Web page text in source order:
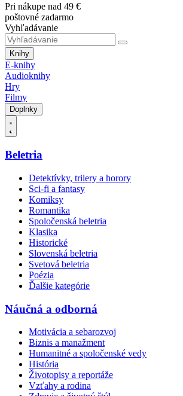
Pri nákupe nad 49 €
poštovné zadarmo
Vyhľadávanie
Knihy
E-knihy
Audioknihy
Hry
Filmy
Doplnky
Beletria
Detektívky, trilery a horory
Sci-fi a fantasy
Komiksy
Romantika
Spoločenská beletria
Klasika
Historické
Slovenská beletria
Svetová beletria
Poézia
Ďalšie kategórie
Náučná a odborná
Motivácia a sebarozvoj
Biznis a manažment
Humanitné a spoločenské vedy
História
Životopisy a reportáže
Vzťahy a rodina